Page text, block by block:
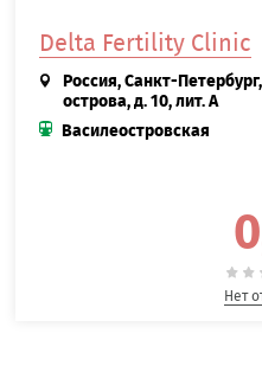
Delta Fertility Clinic
Россия, Санкт-
острова, д. 10, лит. А
Василеостровская
Нет